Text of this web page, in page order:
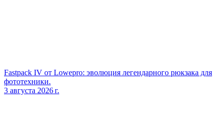
Fastpack IV от Lowepro: эволюция легендарного рюкзака для
фототехники.
3 августа 2026 г.